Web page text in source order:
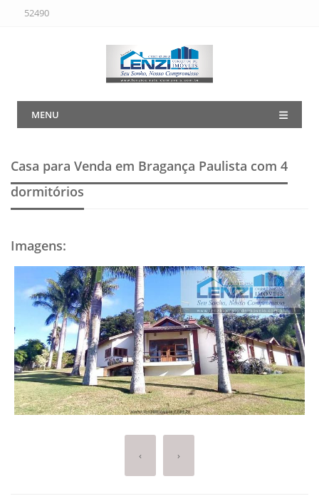
52490
MENU
Casa para Venda em Bragança Paulista com 4
dormitórios
Imagens:
‹ ›